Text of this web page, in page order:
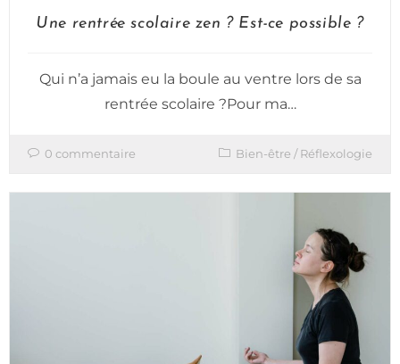
Une rentrée scolaire zen ? Est-ce possible ?
Qui n’a jamais eu la boule au ventre lors de sa
rentrée scolaire ?Pour ma…
0 commentaire Bien-être /Réflexologie